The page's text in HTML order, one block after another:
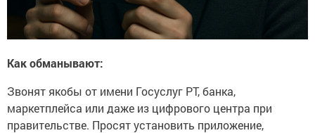
Как обманывают:
Звонят якобы от имени Госуслуг РТ, банка,
маркетплейса или даже из цифрового центра при
правительстве. Просят установить приложение,